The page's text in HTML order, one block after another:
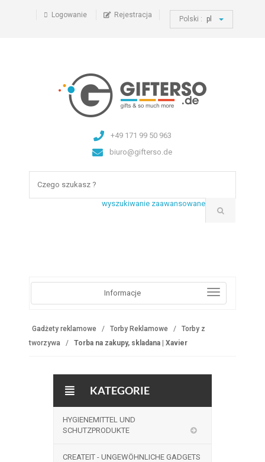
Logowanie Rejestracja Polski : pl
+49 171 99 50 963
biuro@gifterso.de
wyszukiwanie zaawansowane
Informacje
Gadżety reklamowe Torby Reklamowe
Torby z
tworzywa
Torba na zakupy, skladana | Xavier
KATEGORIE
HYGIENEMITTEL UND
SCHUTZPRODUKTE
CREATEIT - UNGEWÖHNLICHE GADGETS